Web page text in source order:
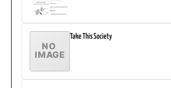
Take This Society